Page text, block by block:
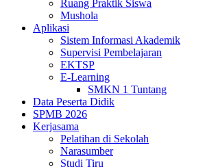
Ruang Praktik Siswa
Mushola
Aplikasi
Sistem Informasi Akademik
Supervisi Pembelajaran
EKTSP
E-Learning
SMKN 1 Tuntang
Data Peserta Didik
SPMB 2026
Kerjasama
Pelatihan di Sekolah
Narasumber
Studi Tiru